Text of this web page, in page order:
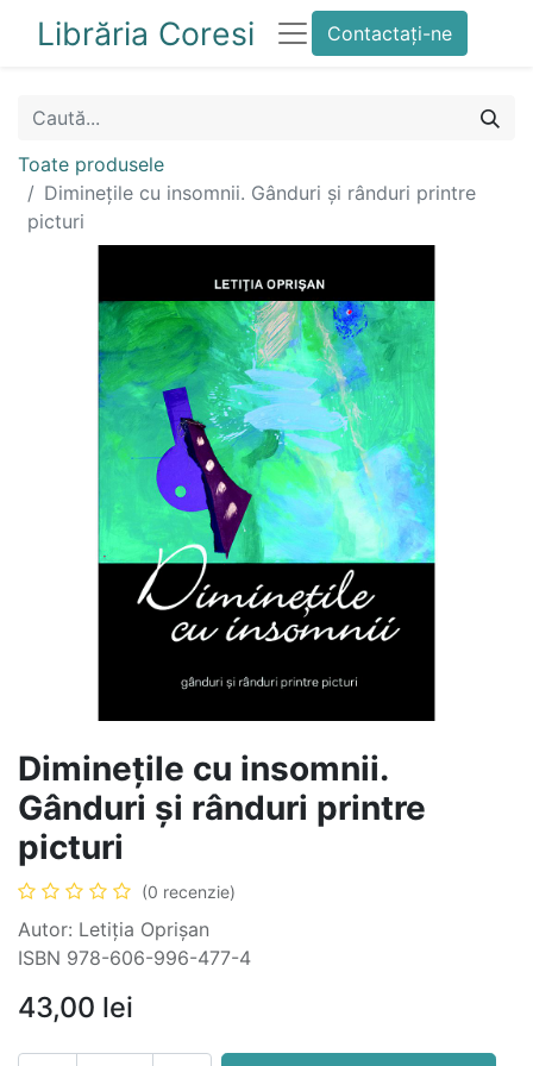
Librăria Coresi Contactați-ne
Toate produsele
Diminețile cu insomnii. Gânduri și rânduri printre
picturi
Diminețile cu insomnii.
Gânduri și rânduri printre
picturi
(0 recenzie)
Autor: Letiția Oprișan
ISBN 978-606-996-477-4
43,00 lei